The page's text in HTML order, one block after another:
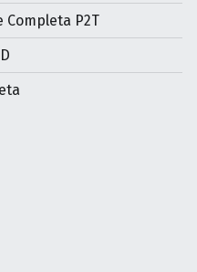
Completa P2T